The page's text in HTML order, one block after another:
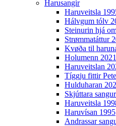
Harusangir
Haruveitsla
Hálvgum tólv
Steinurin hjá
Strømmatáttur
Kvøða til
Holumenn 2021
Haruveitslan
Tíggju fittir
Hulduharan
Skjúttara
Haruveitsla
Haruvísan 1995
Andrassar